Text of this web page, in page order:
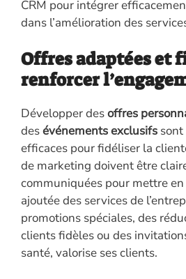
CRM pour intégrer
dans l’amélioration des
Offres adaptées et
renforcer
Développer desoffres
desévénements exclusifs
efficaces pour fidéliser la
de marketing doivent être
communiquées pour mettre
ajoutée des services de
promotions spéciales, des
clients fidèles ou des
santé, valorise ses clients.